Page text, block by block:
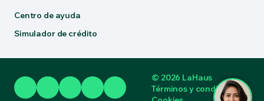
Centro de ayuda
Simulador de crédito
© 2026 LaHaus
Términos y condiciones